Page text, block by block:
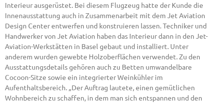
Interieur ausgerüstet. Bei diesem Flugzeug hatte der Kunde die
Innenausstattung auch in Zusammenarbeit mit dem Jet Aviation
Design Center entwerfen und konstruieren lassen. Techniker und
Handwerker von Jet Aviation haben das Interieur dann in den Jet-
Aviation-Werkstätten in Basel gebaut und installiert. Unter
anderem wurden gewebte Holzoberflächen verwendet. Zu den
Ausstattungsdetails gehören auch zu Betten umwandelbare
Cocoon-Sitze sowie ein integrierter Weinkühler im
Aufenthaltsbereich. „Der Auftrag lautete, einen gemütlichen
Wohnbereich zu schaffen, in dem man sich entspannen und den